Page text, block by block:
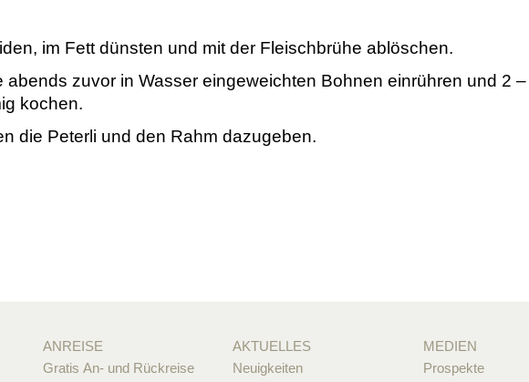
im Fett dünsten und mit der Fleischbrühe ablöschen.
zuvor in Wasser eingeweichten Bohnen einrühren und 2 –
kochen.
die Peterli und den Rahm dazugeben.
ANREISE
Gratis An- und Rückreise
AKTUELLES
Neuigkeiten
MEDIEN
Prospekte